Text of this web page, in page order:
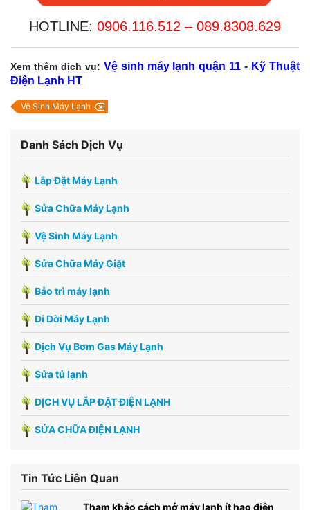
HOTLINE: 0906.116.512 – 089.8308.629
Xem thêm dịch vụ: Vệ sinh máy lạnh quận 11 - Kỹ Thuật
Điện Lạnh HT
Vệ Sinh Máy Lạnh
Danh Sách Dịch Vụ
Lắp Đặt Máy Lạnh
Sửa Chữa Máy Lạnh
Vệ Sinh Máy Lạnh
Sửa Chữa Máy Giặt
Bảo trì máy lạnh
Di Dời Máy Lạnh
Dịch Vụ Bơm Gas Máy Lạnh
Sửa tủ lạnh
DỊCH VỤ LẮP ĐẶT ĐIỆN LẠNH
SỬA CHỮA ĐIỆN LẠNH
Tin Tức Liên Quan
Tham khảo cách mở máy lạnh ít hao điện